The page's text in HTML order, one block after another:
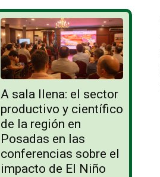
A sala llena: el sector
productivo y científico
de la región en
Posadas en las
conferencias sobre el
impacto de El Niño